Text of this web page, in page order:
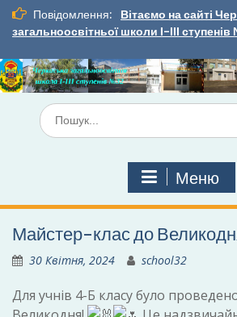
Перейти
вмісту
Повідомлення:
Вітаємо на сайті
загальноосвітньої школи І-ІІІ
Шукати:
Меню
Майстер-клас до
30 Квітня, 2024 school32
Для учнів 4-Б класу було